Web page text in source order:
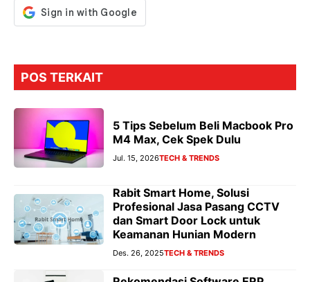
k
p
er
POS TERKAIT
5 Tips Sebelum Beli Macbook Pro
M4 Max, Cek Spek Dulu
Jul. 15, 2026TECH & TRENDS
Rabit Smart Home, Solusi
Profesional Jasa Pasang CCTV
dan Smart Door Lock untuk
Keamanan Hunian Modern
Des. 26, 2025TECH & TRENDS